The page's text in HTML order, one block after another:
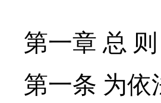
第一章 总 则
第一条 为依